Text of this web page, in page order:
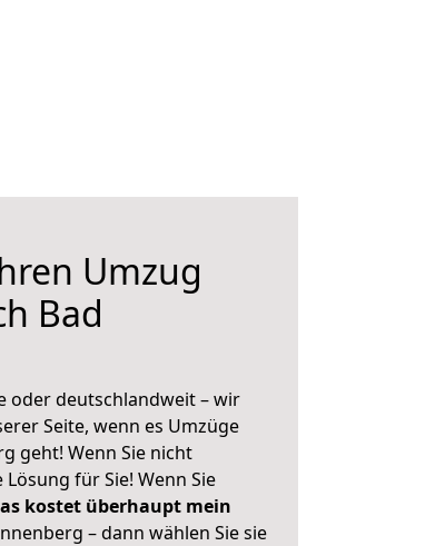
Umzug
Bad
oder deutschlandweit – wir
Seite, wenn es Umzüge
geht! Wenn Sie nicht
für Sie! Wenn Sie
kostet überhaupt mein
– dann wählen Sie sie